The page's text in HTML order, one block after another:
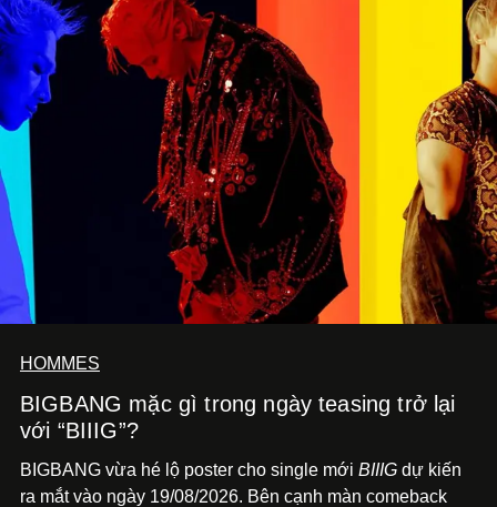
HOMMES
BIGBANG mặc gì trong ngày teasing trở lại
với “BIIIG”?
BIGBANG vừa hé lộ poster cho single mới BIIIG dự kiến
ra mắt vào ngày 19/08/2026. Bên cạnh màn comeback